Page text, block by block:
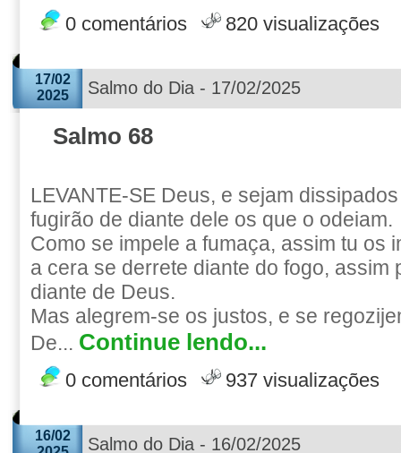
0 comentários 820 visualizações
17/02
2025
Salmo do Dia - 17/02/2025
Salmo 68
LEVANTE-SE Deus, e sejam
fugirão de diante dele os que o odeiam.
Como se impele a fumaça, assim tu os
a cera se derrete diante do fogo, assim
diante de Deus.
Mas alegrem-se os justos, e se
De... Continue lendo...
0 comentários 937 visualizações
16/02
Salmo do Dia - 16/02/2025